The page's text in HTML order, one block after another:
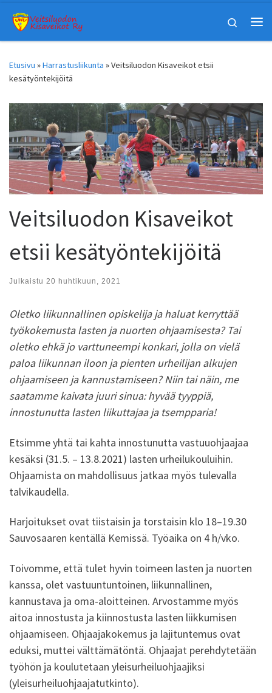
Skip to content
Search
Etusivu »Harrastusliikunta »Veitsiluodon Kisaveikot etsii
kesätyöntekijöitä
Veitsiluodon Kisaveikot
etsii kesätyöntekijöitä
Julkaistu 20 huhtikuun, 2021
Oletko liikunnallinen opiskelija ja haluat kerryttää
työkokemusta lasten ja nuorten ohjaamisesta? Tai
oletko ehkä jo varttuneempi konkari, jolla on vielä
paloa liikunnan iloon ja pienten urheilijan alkujen
ohjaamiseen ja kannustamiseen? Niin tai näin, me
saatamme kaivata juuri sinua: hyvää tyyppiä,
innostunutta lasten liikuttajaa ja tsempparia!
Etsimme yhtä tai kahta innostunutta vastuuohjaajaa
kesäksi (31.5. – 13.8.2021) lasten urheilukouluihin.
Ohjaamista on mahdollisuus jatkaa myös tulevalla
talvikaudella.
Harjoitukset ovat tiistaisin ja torstaisin klo 18–19.30
Sauvosaaren kentällä Kemissä. Työaika on 4 h/vko.
Toivomme, että tulet hyvin toimeen lasten ja nuorten
kanssa, olet vastuuntuntoinen, liikunnallinen,
kannustava ja oma-aloitteinen. Arvostamme myös
aitoa innostusta ja kiinnostusta lasten liikkumisen
ohjaamiseen. Ohjaajakokemus ja lajituntemus ovat
eduksi, muttei välttämätöntä. Ohjaajat perehdytetään
työhön ja koulutetaan yleisurheiluohjaajiksi
(yleisurheiluohjaajatutkinto).